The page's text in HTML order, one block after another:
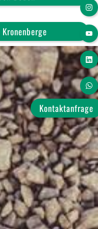
9 R
11 R
13 R
Messen
Kontaktanfrage